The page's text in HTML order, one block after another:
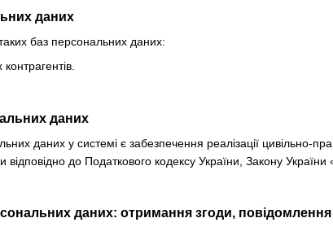
даних
баз персональних даних:
даних
даних у системі є забезпечення реалізації цивільно-
до Податкового кодексу України, Закону України
даних: отримання згоди,